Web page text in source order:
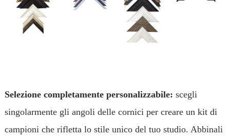
Selezione completamente personalizzabile: scegli
singolarmente gli angoli delle cornici per creare un kit di
campioni che rifletta lo stile unico del tuo studio. Abbinali